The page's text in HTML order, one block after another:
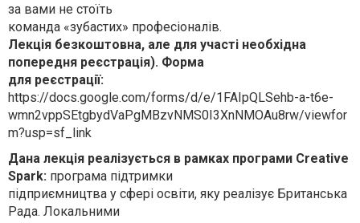
за вами не стоїть
команда «зубастих» професіоналів.
Лекція безкоштовна, але для участі необхідна
попередня реєстрація). Форма
для реєстрації:
https://docs.google.com/forms/d/e/1FAIpQLSehb-a-t6e-
wmn2vppSEtgbydVaPgMBzvNMS0I3XnNMOAu8rw/viewfor
m?usp=sf_link
Дана лекція реалізується в рамках програми Creative
Spark: програма підтримки
підприємництва у сфері освіти, яку реалізує Британська
Рада. Локальними